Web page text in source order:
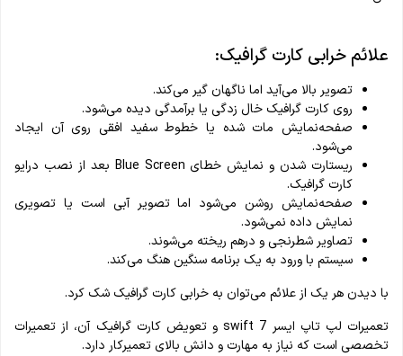
علائم خرابی کارت گرافیک:
تصویر بالا می‌آید اما ناگهان گیر می‌کند.
روی کارت گرافیک خال‌ زدگی یا برآمدگی دیده می‌شود.
صفحه‌نمایش مات شده یا خطوط سفید افقی روی آن ایجاد
می‌شود.
ریستارت شدن و نمایش خطای Blue Screen بعد از نصب درایو
کارت گرافیک.
صفحه‌نمایش روشن می‌شود اما تصویر آبی است یا تصویری
نمایش داده نمی‌شود.
تصاویر شطرنجی و درهم‌ ریخته می‌شوند.
سیستم با ورود به یک برنامه سنگین هنگ می‌کند.
با دیدن هر یک از علائم می‌توان به خرابی کارت گرافیک شک کرد.
تعمیرات لپ تاپ ایسر swift 7 و تعویض کارت گرافیک آن، از تعمیرات
تخصصی است که نیاز به مهارت و دانش بالای تعمیرکار دارد.